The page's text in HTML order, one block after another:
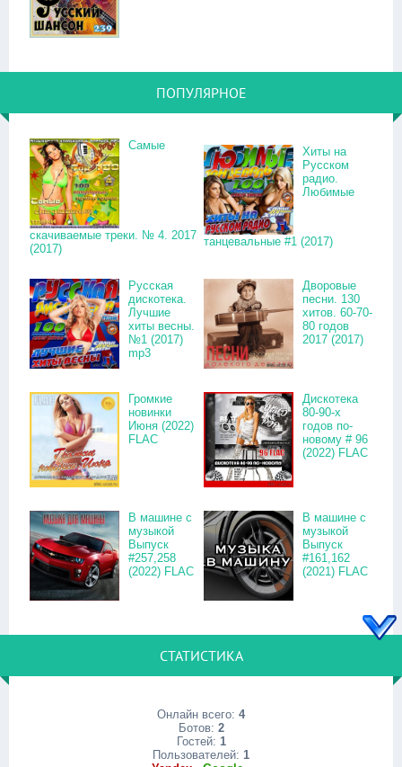
ПОПУЛЯРНОЕ
Самые
скачиваемые треки. № 4. 2017
(2017)
Хиты на
Русском
радио.
Любимые
танцевальные #1 (2017)
Русская
дискотека.
Лучшие
хиты весны.
№1 (2017)
mp3
Дворовые
песни. 130
хитов. 60-70-
80 годов
2017 (2017)
Громкие
новинки
Июня (2022)
FLAC
Дискотека
80-90-х
годов по-
новому # 96
(2022) FLAC
В машине с
музыкой
Выпуск
#257,258
(2022) FLAC
В машине с
музыкой
Выпуск
#161,162
(2021) FLAC
СТАТИСТИКА
Онлайн всего: 4
Ботов: 2
Гостей: 1
Пользователей: 1